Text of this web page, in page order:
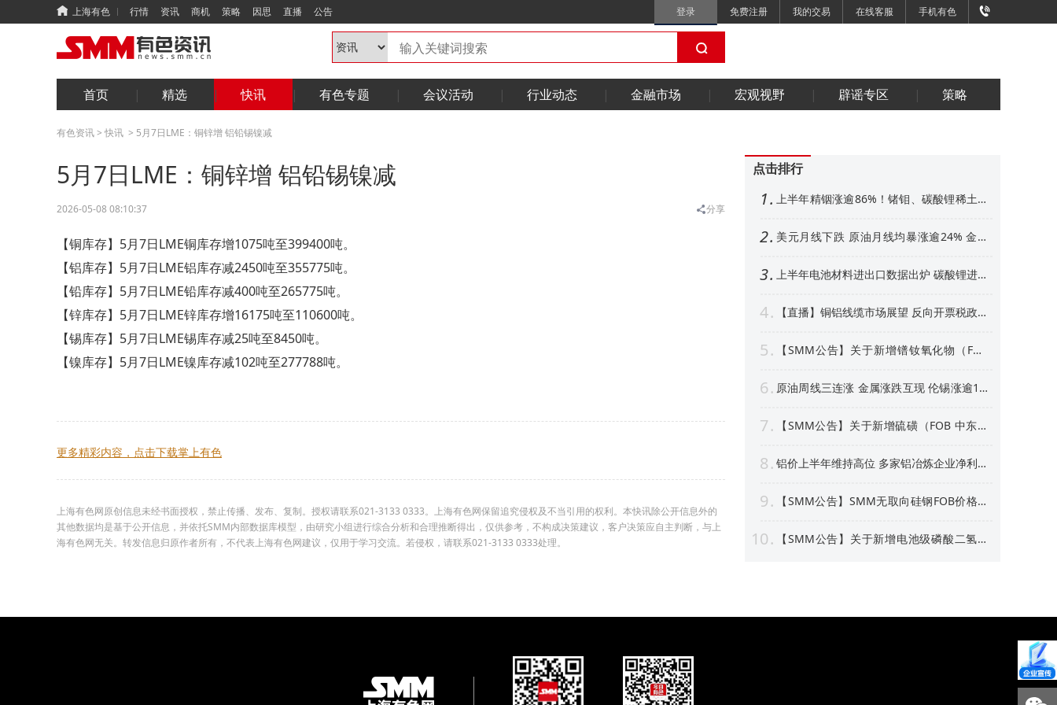
上海有色 行情 资讯 商机 策略 因思 直播 公告 登录 免费注册 我的交易 在线客服 手机有色
首页 精选 快讯 有色专题 会议活动 行业动态 金融市场 宏观视野 辟谣专区 策略
有色资讯> 快讯 > 5月7日LME：铜锌增 铝铅锡镍减
5月7日LME：铜锌增 铝铅锡镍减
2026-05-08 08:10:37 分享
【铜库存】5月7日LME铜库存增1075吨至399400吨。
【铝库存】5月7日LME铝库存减2450吨至355775吨。
【铅库存】5月7日LME铅库存减400吨至265775吨。
【锌库存】5月7日LME锌库存增16175吨至110600吨。
【锡库存】5月7日LME锡库存减25吨至8450吨。
【镍库存】5月7日LME镍库存减102吨至277788吨。
更多精彩内容，点击下载掌上有色
上海有色网原创信息未经书面授权，禁止传播、发布、复制。授权请联系021-3133 0333。上海有色网保留追究侵权及不当引用的权利。本快讯除公开信息外的
其他数据均是基于公开信息，并依托SMM内部数据库模型，由研究小组进行综合分析和合理推断得出，仅供参考，不构成决策建议，客户决策应自主判断，与上
海有色网无关。转发信息归原作者所有，不代表上海有色网建议，仅用于学习交流。若侵权，请联系021-3133 0333处理。
点击排行
1
上半年精铟涨逾86%！锗钼、碳酸锂稀土紧
2 美元月线下跌 原油月线均暴涨逾24% 金属
3 上半年电池材料进出口数据出炉 碳酸锂进口
4
【直播】铜铝线缆市场展望 反向开票税政形
5
【SMM公告】关于新增镨钕氧化物（FOB
6
原油周线三连涨 金属涨跌互现 伦锡涨逾1%
7
【SMM公告】关于新增硫磺（FOB 中东）
8 铝价上半年维持高位 多家铝冶炼企业净利预
9
【SMM公告】SMM无取向硅钢FOB价格点
10
【SMM公告】关于新增电池级磷酸二氢锂